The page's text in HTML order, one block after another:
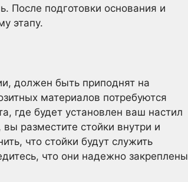
После подготовки основания и
этапу.
должен быть приподнят на
материалов потребуются
где будет установлен ваш настил
разместите стойки внутри и
что стойки будут служить
что они надежно закреплены